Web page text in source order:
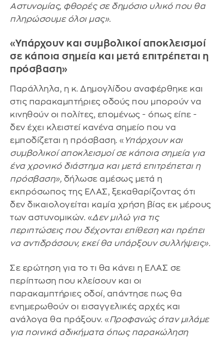
Αστυνομίας, φθορές σε δημόσιο υλικό που θα
πληρώσουμε όλοι μας».
«Υπάρχουν και συμβολικοί αποκλεισμοί
σε κάποια σημεία και μετά επιτρέπεται η
πρόσβαση»
Παράλληλα, η κ. Δημογλίδου αναφέρθηκε και
στις παρακαμπτήριες οδούς που μπορούν να
κινηθούν οι πολίτες, επομένως - όπως είπε -
δεν έχει κλειστεί κανένα σημείο που να
εμποδίζεται η πρόσβαση. « Υπάρχουν και
συμβολικοί αποκλεισμοί σε κάποια σημεία για
ένα χρονικό διάστημα και μετά επιτρέπεται η
πρόσβαση», δήλωσε αμέσως μετά η
εκπρόσωπος της ΕΛΑΣ, ξεκαθαρίζοντας ότι
δεν δικαιολογείται καμία χρήση βίας εκ μέρους
των αστυνομικών. «Δεν μιλώ για τις
περιπτώσεις που δέχονται επίθεση και πρέπει
να αντιδράσουν, εκεί θα υπάρξουν συλλήψεις».
Σε ερώτηση για το τι θα κάνει η ΕΛΑΣ σε
περίπτωση που κλείσουν και οι
παρακαμπτήριες οδοί, απάντησε πως θα
ενημερωθούν οι εισαγγελικές αρχές και
ανάλογα θα πράξουν. «Προφανώς όταν μιλάμε
για ποινικά αδικήματα όπως παρακώληση